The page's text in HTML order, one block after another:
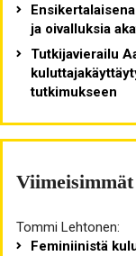
ja oivalluksia
Tutkijavierailu
tutkimukseen
Tommi Lehtonen:
Feminiinistä